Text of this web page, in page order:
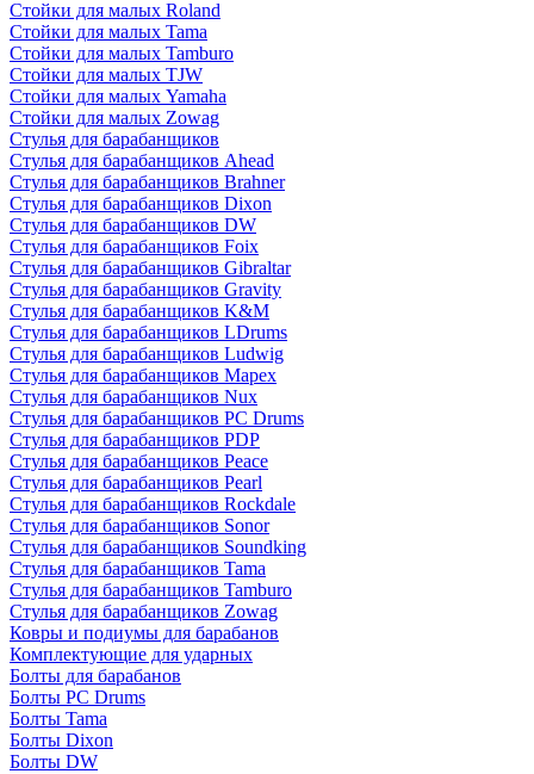
Стойки для малых Roland
Стойки для малых Tama
Стойки для малых Tamburo
Стойки для малых TJW
Стойки для малых Yamaha
Стойки для малых Zowag
Стулья для барабанщиков
Стулья для барабанщиков Ahead
Стулья для барабанщиков Brahner
Стулья для барабанщиков Dixon
Стулья для барабанщиков DW
Стулья для барабанщиков Foix
Стулья для барабанщиков Gibraltar
Стулья для барабанщиков Gravity
Стулья для барабанщиков K&M
Стулья для барабанщиков LDrums
Стулья для барабанщиков Ludwig
Стулья для барабанщиков Mapex
Стулья для барабанщиков Nux
Стулья для барабанщиков PC Drums
Стулья для барабанщиков PDP
Стулья для барабанщиков Peace
Стулья для барабанщиков Pearl
Стулья для барабанщиков Rockdale
Стулья для барабанщиков Sonor
Стулья для барабанщиков Soundking
Стулья для барабанщиков Tama
Стулья для барабанщиков Tamburo
Стулья для барабанщиков Zowag
Ковры и подиумы для барабанов
Комплектующие для ударных
Болты для барабанов
Болты PC Drums
Болты Tama
Болты Dixon
Болты DW